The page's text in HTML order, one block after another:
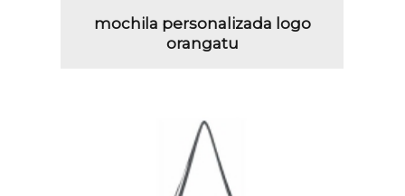
mochila personalizada logo
orangatu